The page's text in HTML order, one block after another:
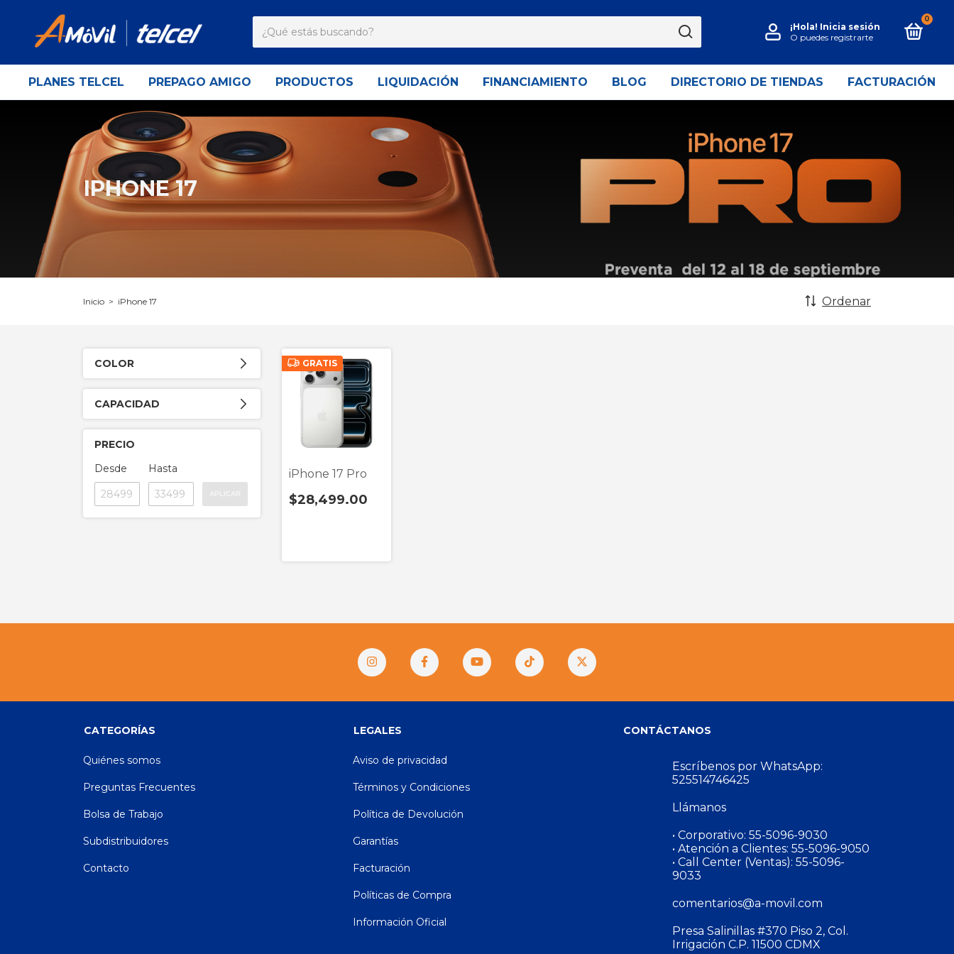
¡Hola! Inicia sesión
O puedes registrarte
0
PLANES TELCEL PREPAGO AMIGO PRODUCTOS LIQUIDACIÓN FINANCIAMIENTO BLOG DIRECTORIO DE TIENDAS FACTURACIÓN
IPHONE 17
Inicio > iPhone 17 Ordenar
COLOR
CAPACIDAD
PRECIO
Desde
Hasta
GRATIS
iPhone 17 Pro
$28,499.00
CATEGORÍAS
Quiénes somos
Preguntas Frecuentes
Bolsa de Trabajo
Subdistribuidores
Contacto
LEGALES
Aviso de privacidad
Términos y Condiciones
Política de Devolución
Garantías
Facturación
Políticas de Compra
Información Oficial
CONTÁCTANOS
Escríbenos por WhatsApp:
525514746425
Llámanos
• Corporativo: 55-5096-9030
• Atención a Clientes: 55-5096-9050
• Call Center (Ventas): 55-5096-
9033
comentarios@a-movil.com
Presa Salinillas #370 Piso 2, Col.
Irrigación C.P. 11500 CDMX